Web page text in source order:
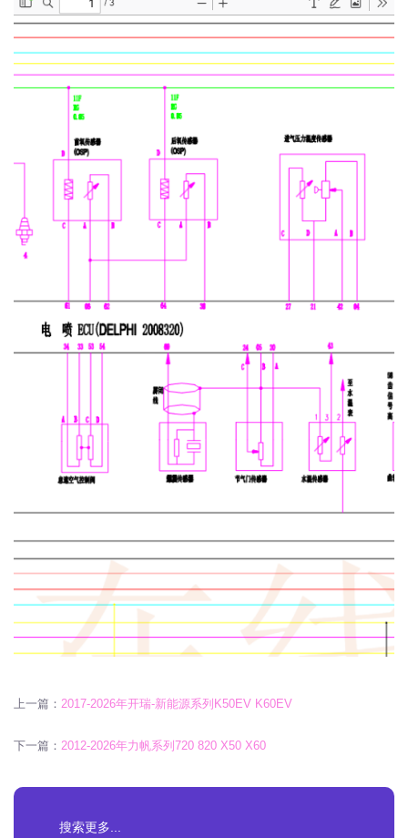
上一篇： 2017-2026年开瑞-新能源系列K50EV K60EV
下一篇： 2012-2026年力帆系列720 820 X50 X60